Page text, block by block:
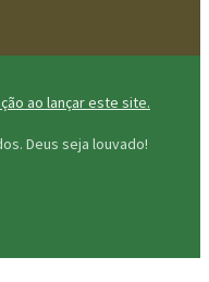
ao lançar este site.
Deus seja louvado!